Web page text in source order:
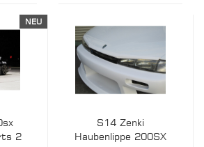
NEU
2
S14 Zenki
Haubenlippe 200SX